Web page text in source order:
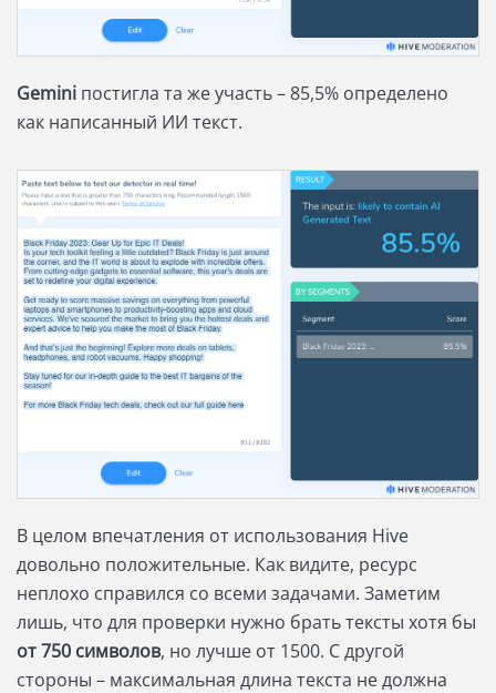
Gemini постигла та же участь – 85,5% определено
как написанный ИИ текст.
В целом впечатления от использования Hive
довольно положительные. Как видите, ресурс
неплохо справился со всеми задачами. Заметим
лишь, что для проверки нужно брать тексты хотя бы
от 750 символов, но лучше от 1500. С другой
стороны – максимальная длина текста не должна